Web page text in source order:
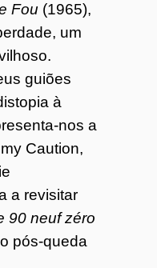
Fou (1965),
um
guiões
à
nos a
Caution,
a revisitar
90 neuf zéro
pós-queda